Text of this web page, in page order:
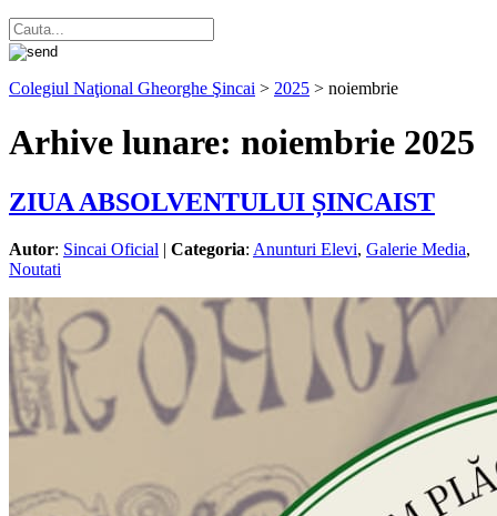
Colegiul Naţional Gheorghe Şincai > 2025 > noiembrie
Arhive lunare: noiembrie 2025
ZIUA ABSOLVENTULUI ȘINCAIST
Autor: Sincai Oficial | Categoria: Anunturi Elevi, Galerie Media,
Noutati